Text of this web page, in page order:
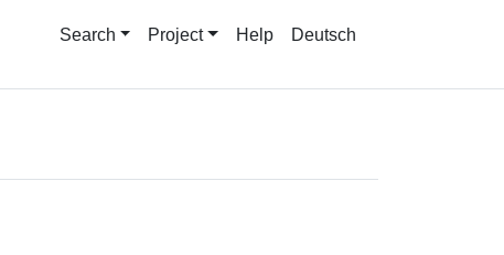
Search Project Help Deutsch